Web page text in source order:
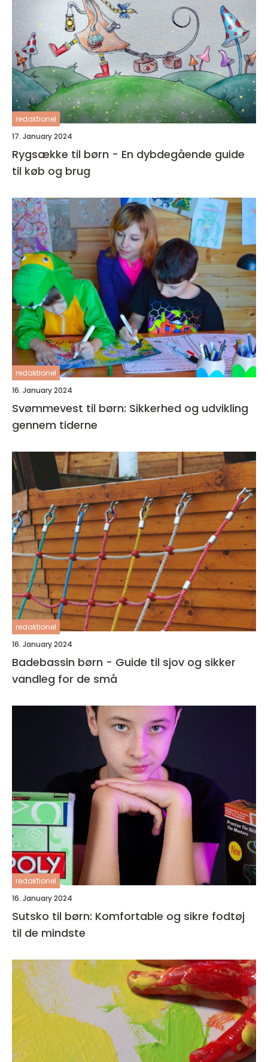
redaktionel
17. January 2024
Rygsække til børn - En dybdegående guide
til køb og brug
redaktionel
16. January 2024
Svømmevest til børn: Sikkerhed og udvikling
gennem tiderne
redaktionel
16. January 2024
Badebassin børn - Guide til sjov og sikker
vandleg for de små
redaktionel
16. January 2024
Sutsko til børn: Komfortable og sikre fodtøj
til de mindste